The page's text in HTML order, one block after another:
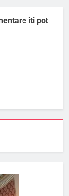
iti pot